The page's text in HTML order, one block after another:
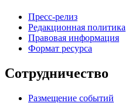
Пресс-релиз
Редакционная политика
Правовая информация
Формат ресурса
Сотрудничество
Размещение событий